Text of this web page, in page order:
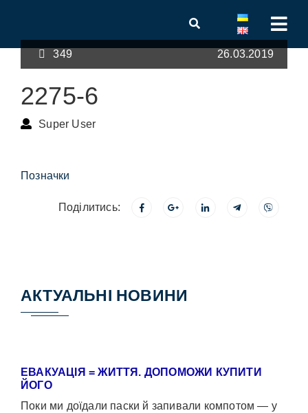
349 26.03.2019
2275-6
Super User
Позначки
Поділитись:
АКТУАЛЬНІ НОВИНИ
ЕВАКУАЦІЯ = ЖИТТЯ. ДОПОМОЖИ КУПИТИ
ЙОГО
Поки ми доїдали паски й запивали компотом — у